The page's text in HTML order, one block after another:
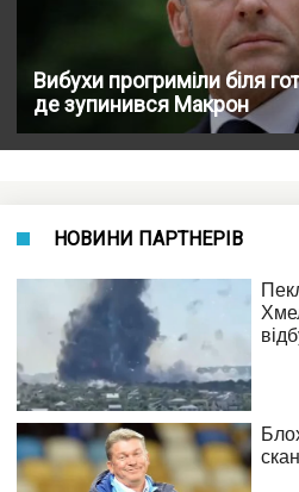
Вибухи прогриміли біля
де зупинився Макрон
НОВИНИ ПАРТНЕРІВ